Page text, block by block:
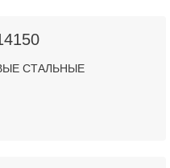
СТАЛЬНЫЕ